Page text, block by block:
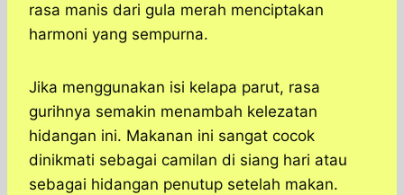
rasa manis dari gula merah menciptakan
harmoni yang sempurna.
Jika menggunakan isi kelapa parut, rasa
gurihnya semakin menambah kelezatan
hidangan ini. Makanan ini sangat cocok
dinikmati sebagai camilan di siang hari atau
sebagai hidangan penutup setelah makan.